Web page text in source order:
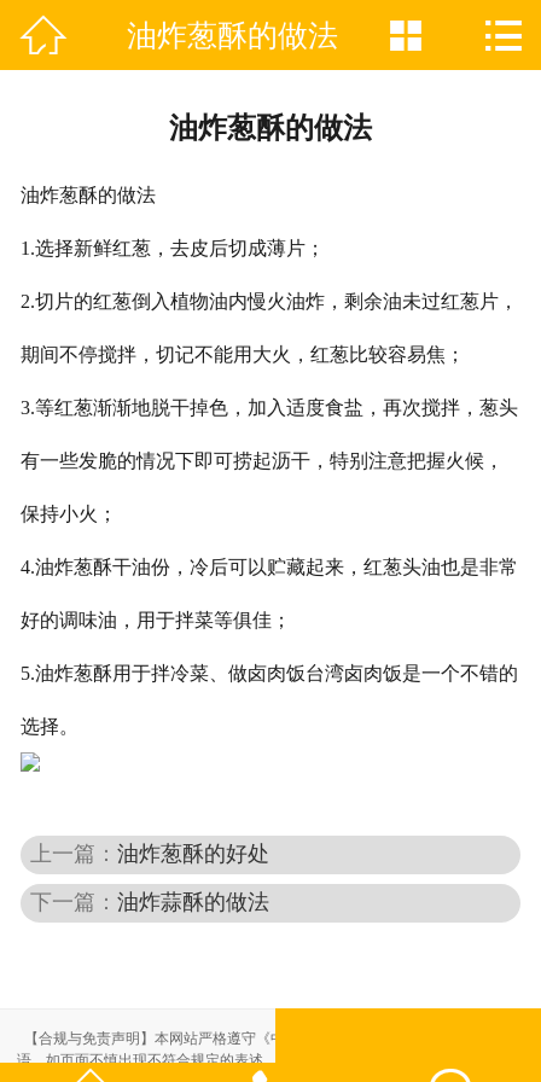
网站首页
资质证书
联系我们
 油炸葱酥的做法  
油炸葱酥的做法
油炸葱酥的做法
1.选择新鲜红葱，去皮后切成薄片；
2.切片的红葱倒入植物油内慢火油炸，剩余油未过红葱片，
期间不停搅拌，切记不能用大火，红葱比较容易焦；
3.等红葱渐渐地脱干掉色，加入适度食盐，再次搅拌，葱头
有一些发脆的情况下即可捞起沥干，特别注意把握火候，
保持小火；
4.油炸葱酥干油份，冷后可以贮藏起来，红葱头油也是非常
好的调味油，用于拌菜等俱佳；
5.油炸葱酥用于拌冷菜、做卤肉饭台湾卤肉饭是一个不错的
选择。
上一篇：油炸葱酥的好处
下一篇：油炸蒜酥的做法
【合规与免责声明】本网站严格遵守《中华人民共和国广告法》，尽力规范用
语。如页面不慎出现不符合规定的表述，敬请联系我们，将立即更正；相关内容